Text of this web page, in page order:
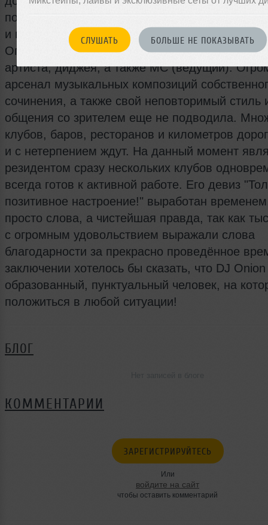
СЛУШАТЬ БОЛЬШЕ НЕ ПОКАЗЫВАТЬ
по-наслышке знает что нужно для хорошего
и поэтому всегда делает вечеринки только на
Огромный опыт и талант сделали из него
артиста, диджея, а также MC (ведущий).
арсенал музыкальных композиций
сочинения, а также свой неповторимый стиль
общения со зрителем еще не подводила.
клубов, баров, ресторанов и километров
и с нетерпением ждут. На данный момент
резидентом сразу нескольких клубов
всегда готов к активной работе. Его девиз
позитивное настроение!" выработан
просто слова, а чистейшая правда, так как
с огромным удовольствием выражали слова
благодарности за прекрасно проведённое
заключении хотелось бы сказать, что DJ
образованный, пунктуальный человек, на
положиться в любой ситуации!
БЛОГ
КОММЕНТАРИИ
ЗАРЕГИСТРИРУЙТЕСЬ
Или
войдите на сайт
чтобы оставить комментарий